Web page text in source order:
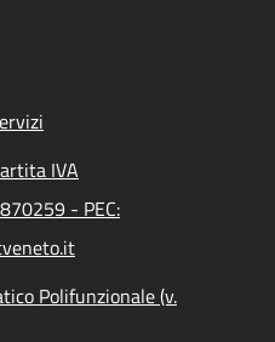
IVA
- PEC:
Polifunzionale (v.